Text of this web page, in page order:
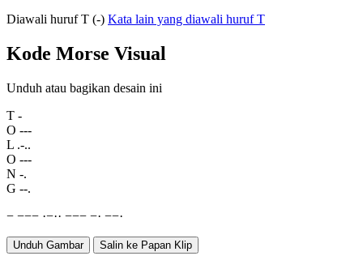
Diawali huruf T (-) Kata lain yang diawali huruf T
Kode Morse Visual
Unduh atau bagikan desain ini
T -
O ---
L .-..
O ---
N -.
G --.
− −−− ·−·· −−− −· −−·
Unduh Gambar Salin ke Papan Klip